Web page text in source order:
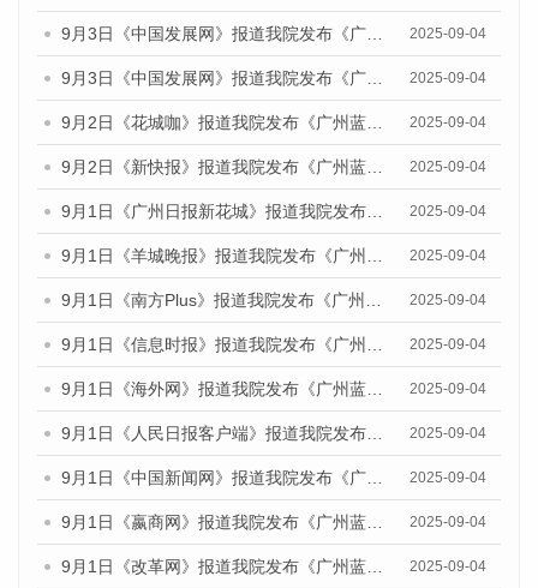
9月3日《中国发展网》报道我院发布《广州蓝皮书：广州国际商贸中心发展报告（2025）》的媒体文章 2025-09-04
9月3日《中国发展网》报道我院发布《广州蓝皮书：广州文化产业发展报告（2025）》的媒体文章 2025-09-04
9月2日《花城咖》报道我院发布《广州蓝皮书：广州文化产业发展报告（2025）》的媒体文章 2025-09-04
9月2日《新快报》报道我院发布《广州蓝皮书：广州文化产业发展报告（2025）》的媒体文章 2025-09-04
9月1日《广州日报新花城》报道我院发布《广州蓝皮书：广州文化产业发展报告（2025）》的媒体文章 2025-09-04
9月1日《羊城晚报》报道我院发布《广州蓝皮书：广州文化产业发展报告（2025）》的媒体文章 2025-09-04
9月1日《南方Plus》报道我院发布《广州蓝皮书：广州文化产业发展报告（2025）》的媒体文章 2025-09-04
9月1日《信息时报》报道我院发布《广州蓝皮书：广州文化产业发展报告（2025）》的媒体文章 2025-09-04
9月1日《海外网》报道我院发布《广州蓝皮书：广州文化产业发展报告（2025）》的媒体文章 2025-09-04
9月1日《人民日报客户端》报道我院发布《广州蓝皮书：广州文化产业发展报告（2025）》的媒体文章 2025-09-04
9月1日《中国新闻网》报道我院发布《广州蓝皮书：广州文化产业发展报告（2025）》的媒体文章 2025-09-04
9月1日《嬴商网》报道我院发布《广州蓝皮书：广州文化产业发展报告（2025）》的媒体文章 2025-09-04
9月1日《改革网》报道我院发布《广州蓝皮书：广州文化产业发展报告（2025）》的媒体文章 2025-09-04